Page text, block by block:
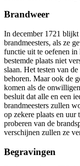
Brandweer
In december 1721 blijkt
brandmeesters, als ze
functie uit te oefenen in
bestemde plaats niet
slaan. Het testen van
behoren. Maar ook de
komen als de
besluit dat alle en een
brandmeesters zullen
op zekere plaats en
proberen van de
verschijnen zullen ze
Begravingen